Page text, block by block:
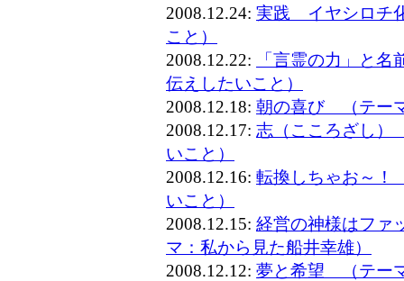
2008.12.24: 実践 イヤシロチ
こと）
2008.12.22:
「言霊の力」と
伝えしたいこと）
2008.12.18: 朝の喜び （テー
2008.12.17: 志（こころざし）
いこと）
2008.12.16: 転換しちゃお～！
いこと）
2008.12.15: 経営の神様はファ
マ：私から見た船井幸雄）
2008.12.12: 夢と希望 （テー